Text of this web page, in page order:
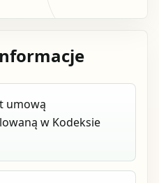
umową
w Kodeksie